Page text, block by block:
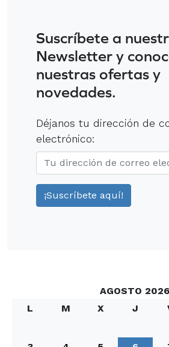
Suscríbete a
Newsletter y
nuestras ofertas y
novedades.
Déjanos tu dirección de
electrónico:
AGOSTO 2026
L
M X J